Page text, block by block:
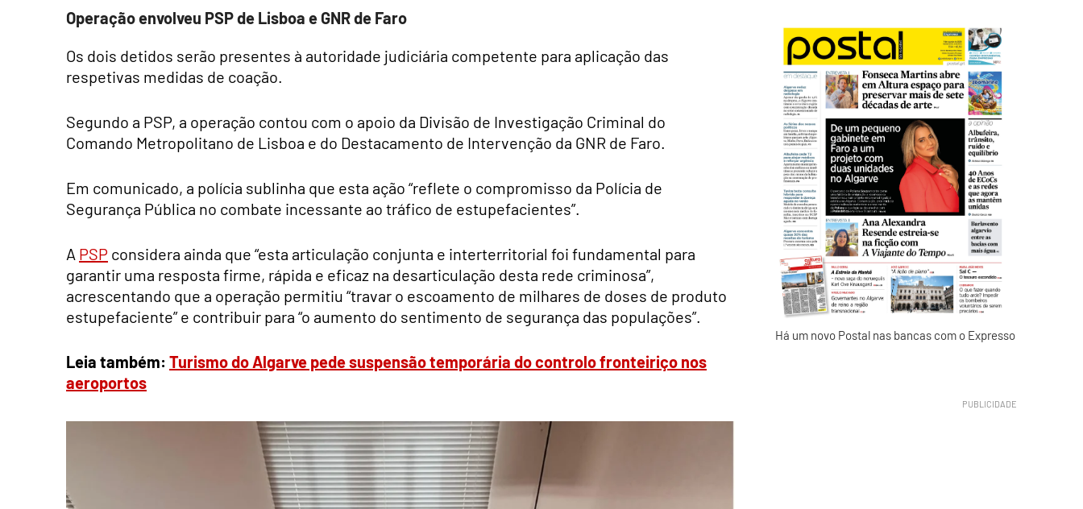
Operação envolveu PSP de Lisboa e GNR de Faro
Os dois detidos serão presentes à autoridade judiciária competente para aplicação das
respetivas medidas de coação.
Segundo a PSP, a operação contou com o apoio da Divisão de Investigação Criminal do
Comando Metropolitano de Lisboa e do Destacamento de Intervenção da GNR de Faro.
Em comunicado, a polícia sublinha que esta ação “reflete o compromisso da Polícia de
Segurança Pública no combate incessante ao tráfico de estupefacientes”.
A PSP considera ainda que “esta articulação conjunta e interterritorial foi fundamental para
garantir uma resposta firme, rápida e eficaz na desarticulação desta rede criminosa”,
acrescentando que a operação permitiu “travar o escoamento de milhares de doses de produto
estupefaciente” e contribuir para “o aumento do sentimento de segurança das populações”.
Leia também: Turismo do Algarve pede suspensão temporária do controlo fronteiriço nos
aeroportos
Há um novo Postal nas bancas com o Expresso